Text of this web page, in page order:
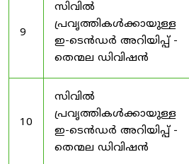
9
സിവിൽ
പ്രവൃത്തികൾക്കായുള്ള
ഇ-ടെൻഡർ അറിയിപ്പ് -
തെന്മല ഡിവിഷൻ
10
സിവിൽ
പ്രവൃത്തികൾക്കായുള്ള
ഇ-ടെൻഡർ അറിയിപ്പ് -
തെന്മല ഡിവിഷൻ